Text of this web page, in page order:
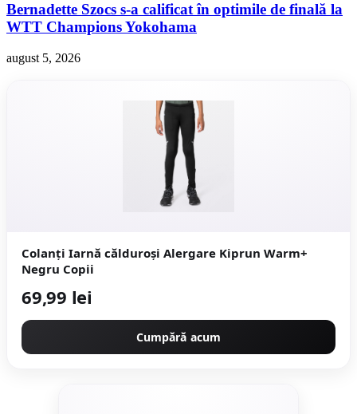
Bernadette Szocs s-a calificat în optimile de finală la
WTT Champions Yokohama
august 5, 2026
Colanți Iarnă călduroși Alergare Kiprun Warm+
Negru Copii
69,99 lei
Cumpără acum